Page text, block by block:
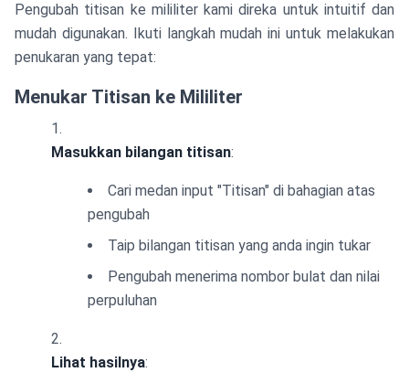
Pengubah titisan ke mililiter kami direka untuk intuitif dan
mudah digunakan. Ikuti langkah mudah ini untuk melakukan
penukaran yang tepat:
Menukar Titisan ke Mililiter
Masukkan bilangan titisan:
Cari medan input "Titisan" di bahagian atas
pengubah
Taip bilangan titisan yang anda ingin tukar
Pengubah menerima nombor bulat dan nilai
perpuluhan
Lihat hasilnya: